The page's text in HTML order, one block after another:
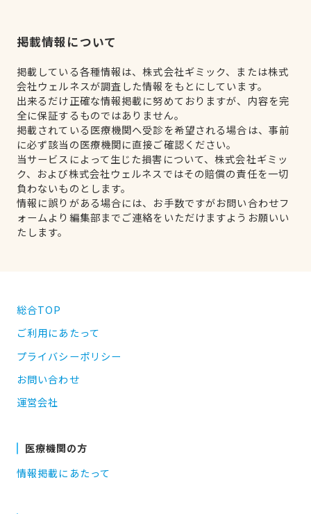
掲載情報について
掲載している各種情報は、株式会社ギミック、または株式
会社ウェルネスが調査した情報をもとにしています。
出来るだけ正確な情報掲載に努めておりますが、内容を完
全に保証するものではありません。
掲載されている医療機関へ受診を希望される場合は、事前
に必ず該当の医療機関に直接ご確認ください。
当サービスによって生じた損害について、株式会社ギミッ
ク、および株式会社ウェルネスではその賠償の責任を一切
負わないものとします。
情報に誤りがある場合には、お手数ですがお問い合わせフ
ォームより編集部までご連絡をいただけますようお願いい
たします。
総合TOP
ご利用にあたって
プライバシーポリシー
お問い合わせ
運営会社
医療機関の方
情報掲載にあたって